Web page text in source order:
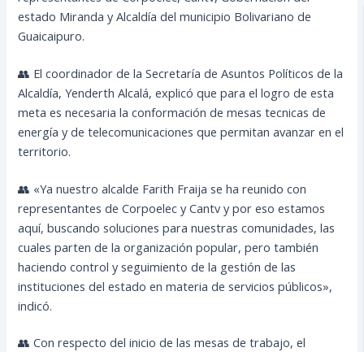
estado Miranda y Alcaldía del municipio Bolivariano de
Guaicaipuro.
👥 El coordinador de la Secretaría de Asuntos Políticos de la
Alcaldía, Yenderth Alcalá, explicó que para el logro de esta
meta es necesaria la conformación de mesas tecnicas de
energía y de telecomunicaciones que permitan avanzar en el
territorio.
👥 «Ya nuestro alcalde Farith Fraija se ha reunido con
representantes de Corpoelec y Cantv y por eso estamos
aquí, buscando soluciones para nuestras comunidades, las
cuales parten de la organización popular, pero también
haciendo control y seguimiento de la gestión de las
instituciones del estado en materia de servicios públicos»,
indicó.
👥 Con respecto del inicio de las mesas de trabajo, el